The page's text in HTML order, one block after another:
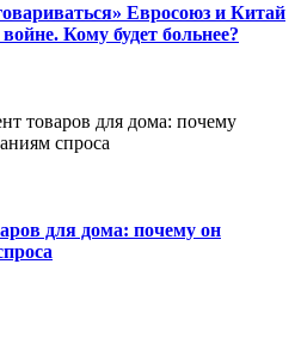
Евросоюз и Китай
Кому будет больнее?
для дома: почему он